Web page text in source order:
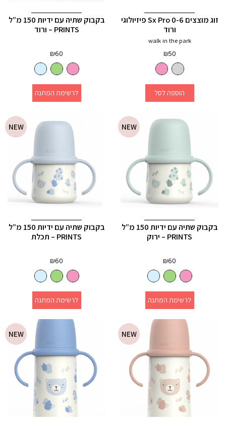
זוג מוצצים 0-6 Sx Pro פיזיולוגי
ורוד
walk in the park
₪50
הוספה לסל
בקבוק שתיה עם ידיות 150 מ”ל
PRINTS – ורוד
₪60
לרשימת המתנה
NEW
בקבוק שתיה עם ידיות 150 מ”ל
PRINTS – ירוק
₪60
לרשימת המתנה
NEW
בקבוק שתיה עם ידיות 150 מ”ל
PRINTS – תכלת
₪60
לרשימת המתנה
NEW
NEW